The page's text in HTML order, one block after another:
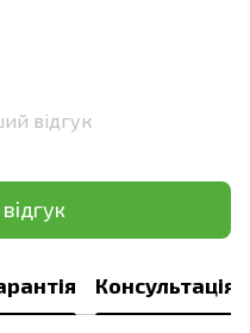
відгук
Консультація